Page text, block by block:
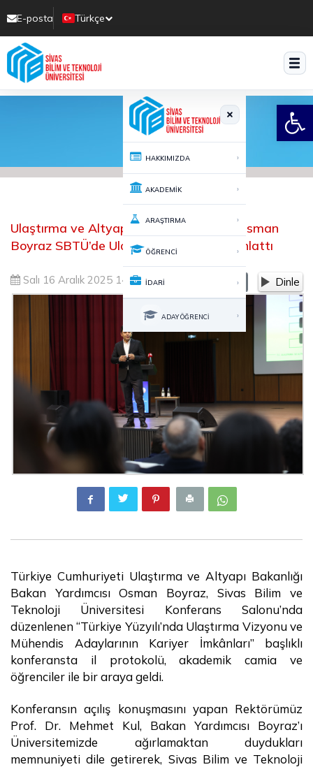
E-posta
Türkçe
Translate
HAKKIMIZDA ›
AKADEMİK ›
ARAŞTIRMA ›
ÖĞRENCİ ›
İDARİ ›
ADAY ÖĞRENCİ ›
Ulaştırma ve Altyapı Bakan Yardımcısı Osman
Boyraz SBTÜ’de Ulaştırma Vizyonunu Anlattı
Salı 16 Aralık 2025 14:23 1044 Dinle
Türkiye Cumhuriyeti Ulaştırma ve Altyapı Bakanlığı
Bakan Yardımcısı Osman Boyraz, Sivas Bilim ve
Teknoloji Üniversitesi Konferans Salonu’nda
düzenlenen “Türkiye Yüzyılı’nda Ulaştırma Vizyonu ve
Mühendis Adaylarının Kariyer İmkânları” başlıklı
konferansta il protokolü, akademik camia ve
öğrenciler ile bir araya geldi.
Konferansın açılış konuşmasını yapan Rektörümüz
Prof. Dr. Mehmet Kul, Bakan Yardımcısı Boyraz’ı
Üniversitemizde ağırlamaktan duydukları
memnuniyeti dile getirerek, Sivas Bilim ve Teknoloji